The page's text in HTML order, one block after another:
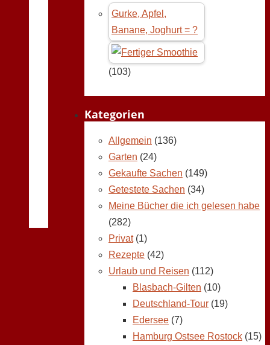
Gurke, Apfel,
Banane, Joghurt = ?
(103)
Kategorien
Allgemein (136)
Garten (24)
Gekaufte Sachen (149)
Getestete Sachen (34)
Meine Bücher die ich gelesen habe
(282)
Privat(1)
Rezepte (42)
Urlaub und Reisen (112)
Blasbach-Gilten (10)
Deutschland-Tour (19)
Edersee (7)
Hamburg Ostsee Rostock (15)